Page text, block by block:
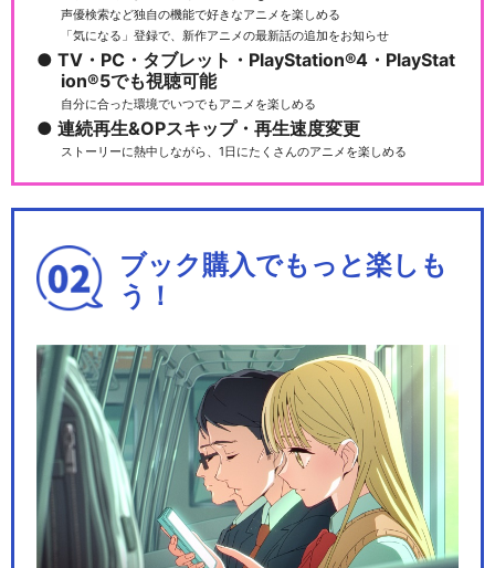
声優検索など独自の機能で好きなアニメを楽しめる
「気になる」登録で、新作アニメの最新話の追加をお知らせ
TV・PC・タブレット・PlayStation®4・PlayStat
ion®5でも視聴可能
自分に合った環境でいつでもアニメを楽しめる
連続再生&OPスキップ・再生速度変更
ストーリーに熱中しながら、1日にたくさんのアニメを楽しめる
ブック購入でもっと楽しも
う！